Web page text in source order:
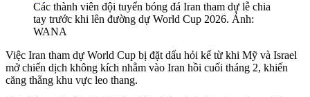
Các thành viên đội tuyển bóng đá Iran tham dự lễ chia
tay trước khi lên đường dự World Cup 2026. Ảnh:
WANA
Việc Iran tham dự World Cup bị đặt dấu hỏi kể từ khi Mỹ và Israel
mở chiến dịch không kích nhằm vào Iran hồi cuối tháng 2, khiến
căng thẳng khu vực leo thang.